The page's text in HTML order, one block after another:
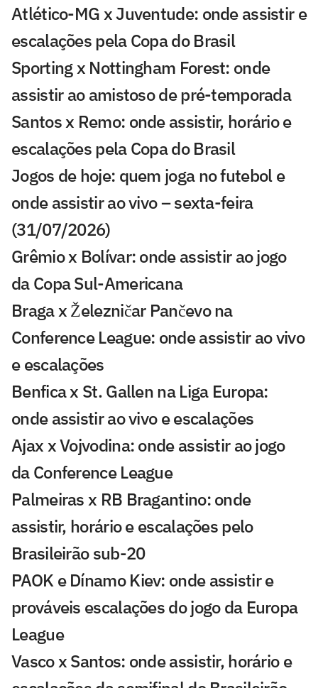
Atlético-MG x Juventude: onde assistir e
escalações pela Copa do Brasil
Sporting x Nottingham Forest: onde
assistir ao amistoso de pré-temporada
Santos x Remo: onde assistir, horário e
escalações pela Copa do Brasil
Jogos de hoje: quem joga no futebol e
onde assistir ao vivo – sexta-feira
(31/07/2026)
Grêmio x Bolívar: onde assistir ao jogo
da Copa Sul-Americana
Braga x Železničar Pančevo na
Conference League: onde assistir ao vivo
e escalações
Benfica x St. Gallen na Liga Europa:
onde assistir ao vivo e escalações
Ajax x Vojvodina: onde assistir ao jogo
da Conference League
Palmeiras x RB Bragantino: onde
assistir, horário e escalações pelo
Brasileirão sub-20
PAOK e Dínamo Kiev: onde assistir e
prováveis escalações do jogo da Europa
League
Vasco x Santos: onde assistir, horário e